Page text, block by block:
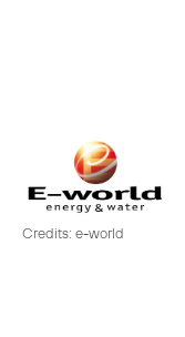
Credits: e-world